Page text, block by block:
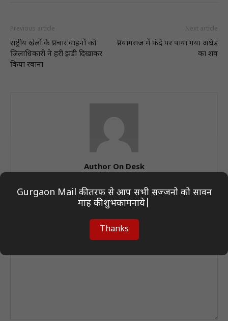
Previous article
राष्ट्रीय खेलों के प्रचार वाहनों को
जिलाधिकारी ने हरी झंडी दिखाकर
किया रवाना
Next article
प्रयागराज में फंदे पर पाया गया अधेड़
का शव
Author On Desk
Gurgaon Mail की तरफ से आप सभी सज्जनो को सावन
माह की शुभकामनाये|
Thanks